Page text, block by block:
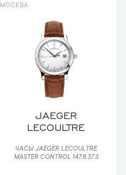
МОСКВА
JAEGER
LECOULTRE
ЧАСЫ JAEGER LECOULTRE
MASTER CONTROL 147.8.37.S